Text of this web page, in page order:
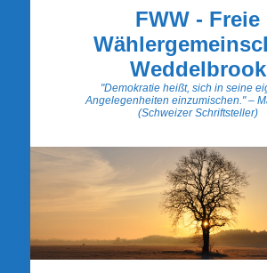
FWW - Freie
Weddelbrook
"Demokratie heißt, sich in seine
Angelegenheiten einzumischen." –
(Schweizer Schriftsteller)